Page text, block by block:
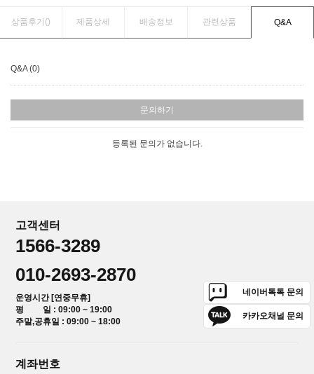
상품후기() 제품상세 배송정보 관련상품 Q&A
Q&A (0)
문의하기
등록된 문의가 없습니다.
고객센터
1566-3289
010-2693-2870
운영시간 [연중무휴]
평 일 : 09:00 ~ 19:00
주말,공휴일 : 09:00 ~ 18:00
네이버톡톡 문의
카카오채널 문의
계좌번호